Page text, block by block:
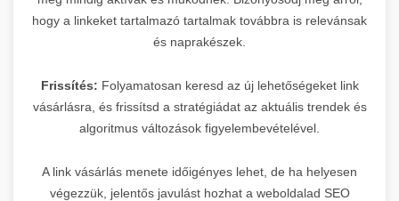
hogy a linkeket tartalmazó tartalmak továbbra is relevánsak
és naprakészek.
Frissítés: Folyamatosan keresd az új lehetőségeket link
vásárlásra, és frissítsd a stratégiádat az aktuális trendek és
algoritmus változások figyelembevételével.
A link vásárlás menete időigényes lehet, de ha helyesen
végezzük, jelentős javulást hozhat a weboldalad SEO